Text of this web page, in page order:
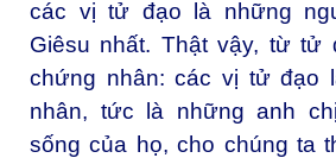
các vị tử đạo là những
Giêsu nhất. Thật vậy, từ tử
chứng nhân: các vị tử đạo
nhân, tức là những anh
sống của họ, cho chúng ta